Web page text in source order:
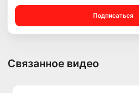
Подписаться
Связанное видео